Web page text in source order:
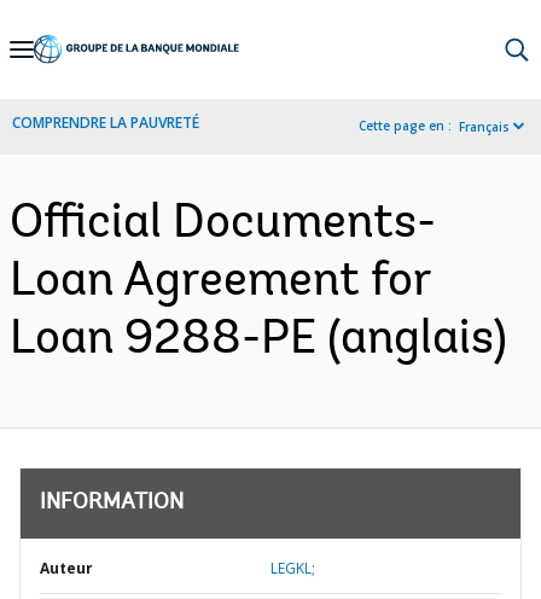
Skip
Navigation
COMPRENDRE LA PAUVRETÉ Cette page en : Français
Official Documents-
Loan Agreement for
Loan 9288-PE (anglais)
INFORMATION
Auteur LEGKL;